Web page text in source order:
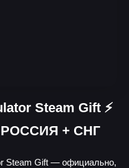
Steam Gift ⚡
+ СНГ
Steam Gift — официально,